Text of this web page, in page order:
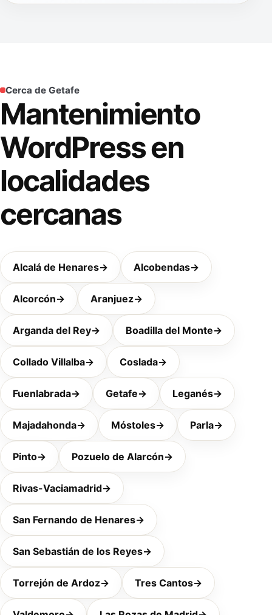
Cerca de Getafe
Mantenimiento
WordPress en
localidades
cercanas
Alcalá de Henares→ Alcobendas→
Alcorcón→ Aranjuez→
Arganda del Rey→ Boadilla del Monte→
Collado Villalba→ Coslada→
Fuenlabrada→ Getafe→ Leganés→
Majadahonda→ Móstoles→ Parla→
Pinto→ Pozuelo de Alarcón→
Rivas-Vaciamadrid→
San Fernando de Henares→
San Sebastián de los Reyes→
Torrejón de Ardoz→ Tres Cantos→